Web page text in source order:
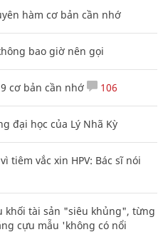
hàm cơ bản cần nhớ
bao giờ nên gọi
cơ bản cần nhớ 106
đại học của Lý Nhã Kỳ
tiêm vắc xin HPV: Bác sĩ nói
khối tài sản "siêu khủng", từng
cựu mẫu 'không có nổi